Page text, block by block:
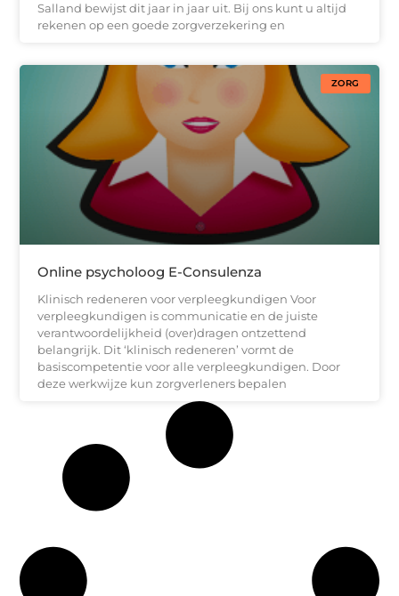
Salland bewijst dit jaar in jaar uit. Bij ons kunt u altijd
rekenen op een goede zorgverzekering en
ZORG
Online psycholoog E-Consulenza
Klinisch redeneren voor verpleegkundigen Voor
verpleegkundigen is communicatie en de juiste
verantwoordelijkheid (over)dragen ontzettend
belangrijk. Dit ‘klinisch redeneren’ vormt de
basiscompetentie voor alle verpleegkundigen. Door
deze werkwijze kun zorgverleners bepalen